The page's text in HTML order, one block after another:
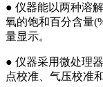
● 仪器能以两种溶
氧的饱和百分含量
量显示。
● 仪器采用微处理
点校准、气压校准